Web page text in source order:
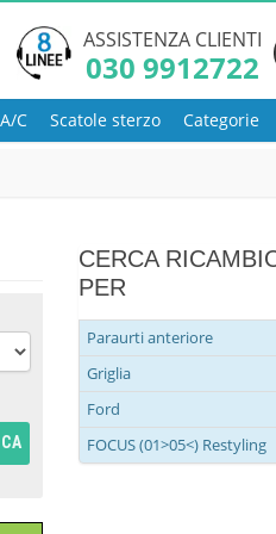
ASSISTENZA CLIENTI
030 9912722
C Scatole sterzo Categorie
CERCA
PER
Paraurti anteriore
Griglia
Ford
FOCUS (01>05<) Restyling